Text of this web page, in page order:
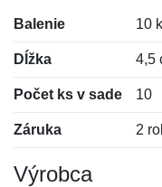
Balenie 10
Dĺžka 4,5
Počet ks v sade 10
Záruka 2
Výrobca